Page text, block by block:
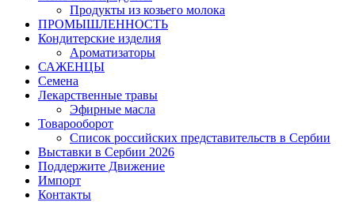
Продукты из козьего молока
ПРОМЫШЛЕННОСТЬ
Кондитерские изделия
Ароматизаторы
САЖЕНЦЫ
Семена
Лекарственные травы
Эфирные масла
Товарооборот
Список российских представительств в Сербии
Выставки в Сербии 2026
Поддержите Движение
Импорт
Контакты